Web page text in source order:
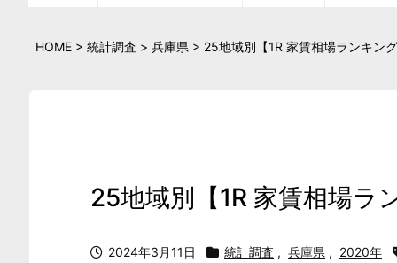
HOME > 統計調査 > 兵庫県 > 25地域別【1R 家賃相場ランキン
25地域別【1R 家賃相場
2024年3月11日 統計調査 , 兵庫県 , 2020年